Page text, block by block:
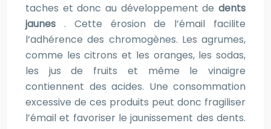
taches et donc au développement de dents
jaunes . Cette érosion de l’émail facilite
l’adhérence des chromogènes. Les agrumes,
comme les citrons et les oranges, les sodas,
les jus de fruits et même le vinaigre
contiennent des acides. Une consommation
excessive de ces produits peut donc fragiliser
l’émail et favoriser le jaunissement des dents.